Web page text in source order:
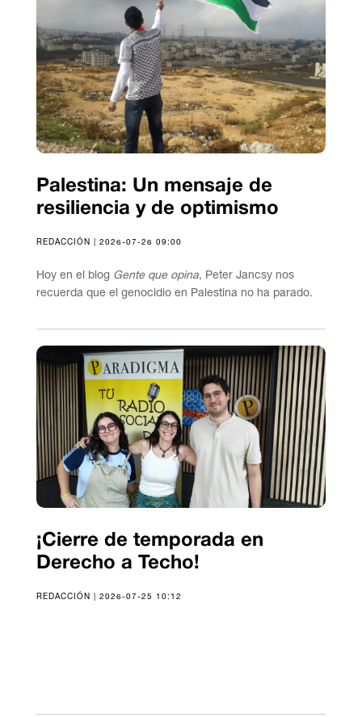
Palestina: Un mensaje de
resiliencia y de optimismo
REDACCIÓN | 2026-07-26 09:00
Hoy en el blog Gente que opina, Peter Jancsy nos
recuerda que el genocidio en Palestina no ha parado.
¡Cierre de temporada en
Derecho a Techo!
REDACCIÓN | 2026-07-25 10:12